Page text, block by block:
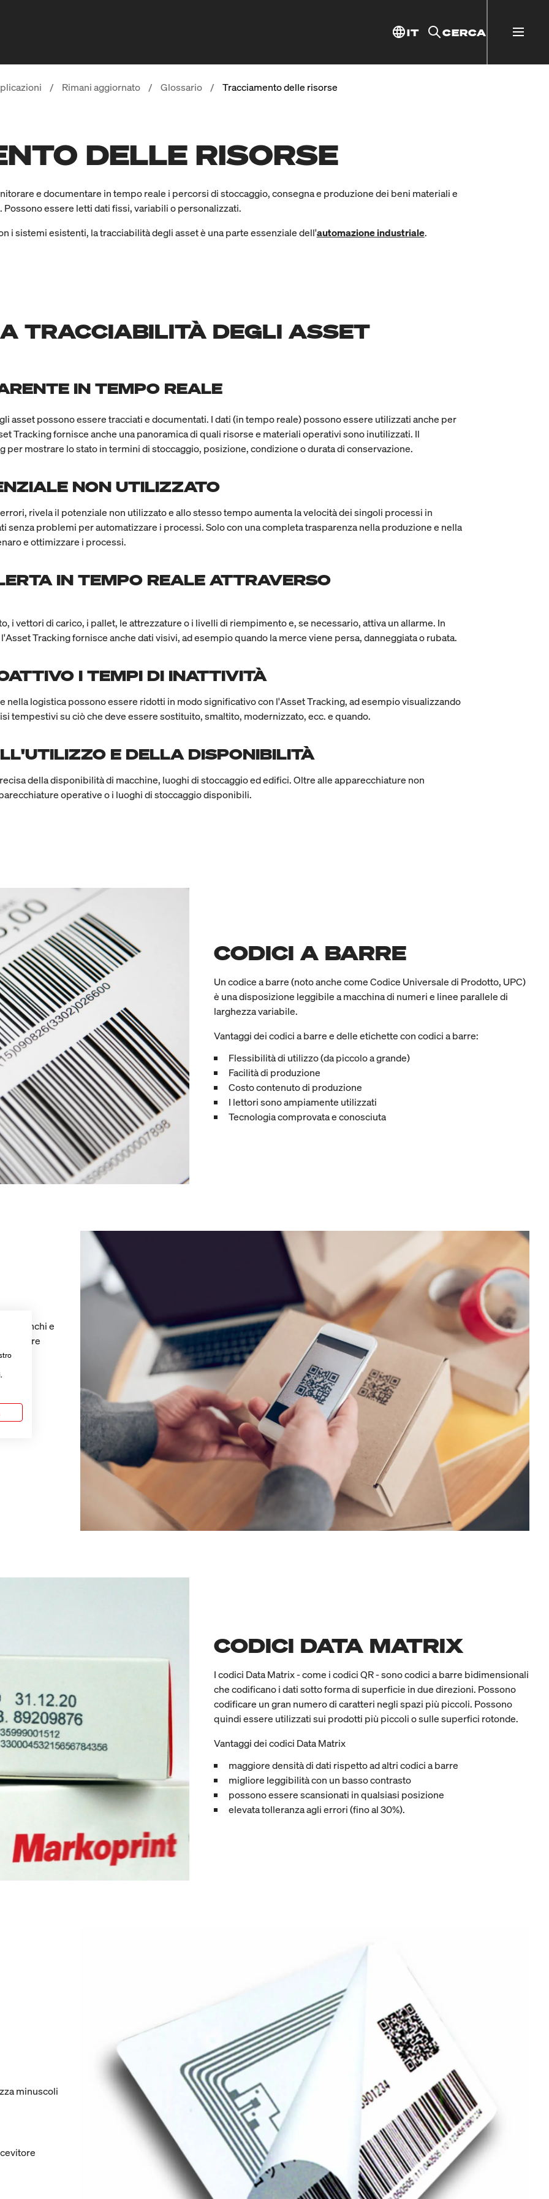
IT CERCA
/ Rimani aggiornato / Glossario / Tracciamento delle risorse
DELLE RISORSE
e documentare in tempo reale i percorsi di stoccaggio, consegna e produzione dei beni materiali e
essere letti dati fissi, variabili o personalizzati.
i sistemi esistenti, la tracciabilità degli asset è una parte essenziale dell'automazione industriale.
TRACCIABILITÀ DEGLI ASSET
IN TEMPO REALE
asset possono essere tracciati e documentati. I dati (in tempo reale) possono essere utilizzati anche per
Tracking fornisce anche una panoramica di quali risorse e materiali operativi sono inutilizzati. Il
per mostrare lo stato in termini di stoccaggio, posizione, condizione o durata di conservazione.
NON UTILIZZATO
rivela il potenziale non utilizzato e allo stesso tempo aumenta la velocità dei singoli processi in
senza problemi per automatizzare i processi. Solo con una completa trasparenza nella produzione e nella
e ottimizzare i processi.
IN TEMPO REALE ATTRAVERSO
i vettori di carico, i pallet, le attrezzature o i livelli di riempimento e, se necessario, attiva un allarme. In
Tracking fornisce anche dati visivi, ad esempio quando la merce viene persa, danneggiata o rubata.
I TEMPI DI INATTIVITÀ
nella logistica possono essere ridotti in modo significativo con l'Asset Tracking, ad esempio visualizzando
tempestivi su ciò che deve essere sostituito, smaltito, modernizzato, ecc. e quando.
E DELLA DISPONIBILITÀ
della disponibilità di macchine, luoghi di stoccaggio ed edifici. Oltre alle apparecchiature non
operative o i luoghi di stoccaggio disponibili.
CODICI A BARRE
Un codice a barre (noto anche come Codice Universale di Prodotto, UPC)
è una disposizione leggibile a macchina di numeri e linee parallele di
larghezza variabile.
Vantaggi dei codici a barre e delle etichette con codici a barre:
Flessibilità di utilizzo (da piccolo a grande)
Facilità di produzione
Costo contenuto di produzione
I lettori sono ampiamente utilizzati
Tecnologia comprovata e conosciuta
bianchi e
essere
CODICI DATA MATRIX
I codici Data Matrix - come i codici QR - sono codici a barre bidimensionali
che codificano i dati sotto forma di superficie in due direzioni. Possono
codificare un gran numero di caratteri negli spazi più piccoli. Possono
quindi essere utilizzati sui prodotti più piccoli o sulle superfici rotonde.
Vantaggi dei codici Data Matrix
maggiore densità di dati rispetto ad altri codici a barre
migliore leggibilità con un basso contrasto
possono essere scansionati in qualsiasi posizione
elevata tolleranza agli errori (fino al 30%).
minuscoli